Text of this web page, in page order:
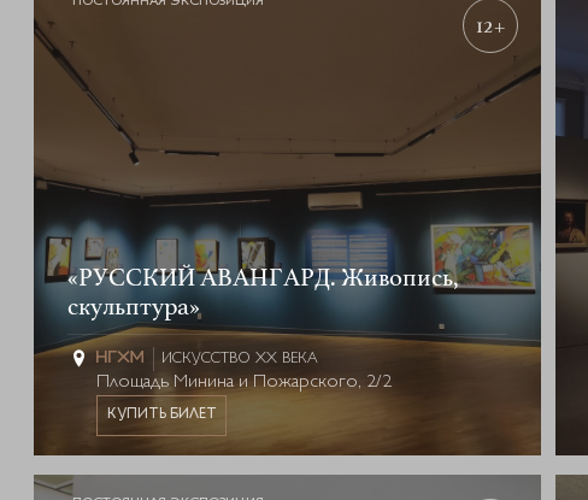
12+
«РУССКИЙ АВАНГАРД. Живопись,
скульптура»
ИСКУССТВО XX ВЕКА
Площадь Минина и Пожарского, 2/2
КУПИТЬ БИЛЕТ